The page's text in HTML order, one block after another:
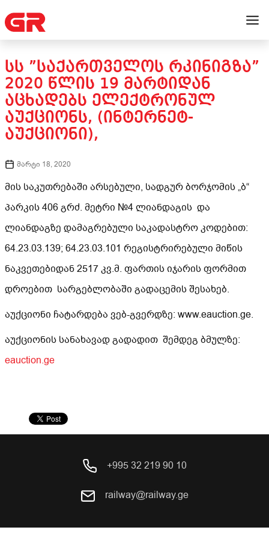
ᲡᲡ ”ᲡᲐᲥᲐᲠᲗᲕᲔᲚᲝᲡ ᲠᲙᲘᲜᲘᲒᲖᲐ”
2020 ᲬᲚᲘᲡ 19 ᲛᲐᲠᲢᲘᲓᲐᲜ
ᲐᲪᲮᲐᲓᲔᲑᲡ ᲔᲚᲔᲥᲢᲠᲝᲜᲣᲚ
ᲐᲣᲥᲪᲘᲝᲜᲡ, (ᲘᲜᲢᲔᲠᲜᲔᲢ-
ᲐᲣᲥᲪᲘᲝᲜᲘ),
მარტი 18, 2020
მის საკუთრებაში არსებული, სადგურ ბორჯომის „ბ“
პარკის 406 გრძ. მეტრი №4 ლიანდაგის და
ლიანდაგზე დამაგრებული საკადასტრო კოდებით:
64.23.03.139; 64.23.03.101 რეგისტრირებული მიწის
ნაკვეთებიდან 2517 კვ.მ. ფართის იჯარის ფორმით
დროებით სარგებლობაში გადაცემის შესახებ.
აუქციონი ჩატარდება ვებ-გვერდზე: www.eauction.ge.
აუქციონის სანახავად გადადით შემდეგ ბმულზე:
eauction.ge
+995 32 219 90 10
railway@railway.ge